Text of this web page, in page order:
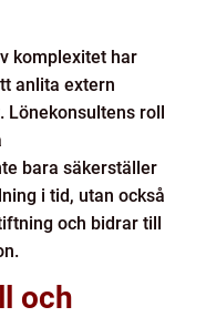
komplexitet har
anlita extern
Lönekonsultens roll
bara säkerställer
i tid, utan också
och bidrar till
och